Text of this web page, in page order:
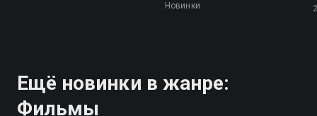
Новинки
Ещё новинки в жанре:
Фильмы